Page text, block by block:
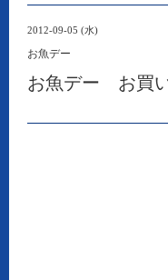
2012-09-05 (水)
お魚デー
お魚デー お買